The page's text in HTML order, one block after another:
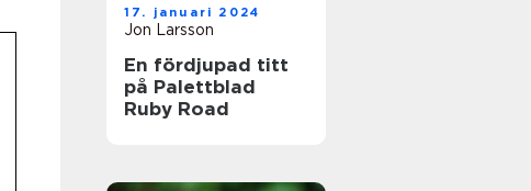
17. januari 2024
Jon Larsson
En fördjupad titt
på Palettblad
Ruby Road